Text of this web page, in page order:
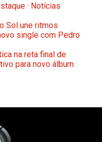
· Notícias
Sol une ritmos
single com Pedro
na reta final de
para novo álbum